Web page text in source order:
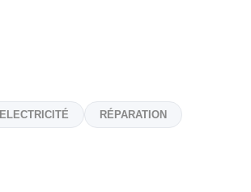
ELECTRICITÉ RÉPARATION